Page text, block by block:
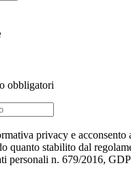
obbligatori
privacy e acconsento
quanto stabilito dal
personali n. 679/2016,